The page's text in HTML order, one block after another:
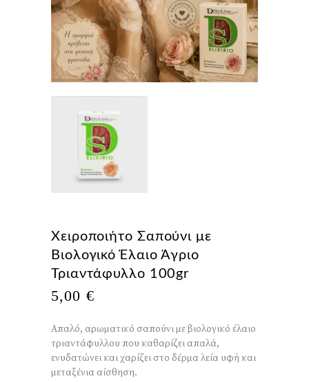
Χειροποιήτο Σαπούνι με
Βιολογικό Έλαιο Άγριο
Τριαντάφυλλο 100gr
5,00 €
Απαλό, αρωματικό σαπούνι με βιολογικό έλαιο
τριαντάφυλλου που καθαρίζει απαλά,
ενυδατώνει και χαρίζει στο δέρμα λεία υφή και
μεταξένια αίσθηση.